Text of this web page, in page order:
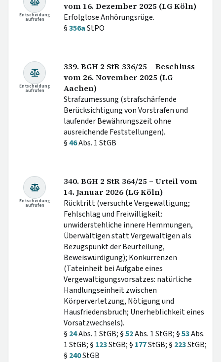
Entscheidung
aufrufen
vom 16. Dezember 2025 (LG Köln)
Erfolglose Anhörungsrüge.
§356aStPO
Entscheidung
aufrufen
339. BGH 2 StR 336/25 – Beschluss
vom 26. November 2025 (LG
Aachen)
Strafzumessung (strafschärfende
Berücksichtigung von Vorstrafen und
laufender Bewährungszeit ohne
ausreichende Feststellungen).
§46Abs. 1 StGB
Entscheidung
aufrufen
340. BGH 2 StR 364/25 – Urteil vom
14. Januar 2026 (LG Köln)
Rücktritt (versuchte Vergewaltigung;
Fehlschlag und Freiwilligkeit:
unwiderstehliche innere Hemmungen,
Überwältigen statt Vergewaltigen als
Bezugspunkt der Beurteilung,
Beweiswürdigung); Konkurrenzen
(Tateinheit bei Aufgabe eines
Vergewaltigungsvorsatzes: natürliche
Handlungseinheit zwischen
Körperverletzung, Nötigung und
Hausfriedensbruch; Unerheblichkeit eines
Vorsatzwechsels).
§ 24Abs. 1 StGB; §52Abs. 1 StGB; §53Abs.
1 StGB; § 123StGB; § 177StGB; § 223StGB;
§ 240StGB